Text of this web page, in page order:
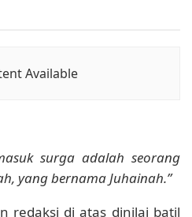
Available
surga adalah seorang
yang bernama Juhainah.”
redaksi di atas dinilai batil